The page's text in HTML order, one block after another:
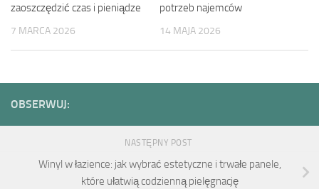
zaoszczędzić czas i pieniądze
7 MARCA 2026
potrzeb najemców
14 MAJA 2026
OBSERWUJ:
NASTĘPNY POST
Winyl w łazience: jak wybrać estetyczne i trwałe panele,
które ułatwią codzienną pielęgnację